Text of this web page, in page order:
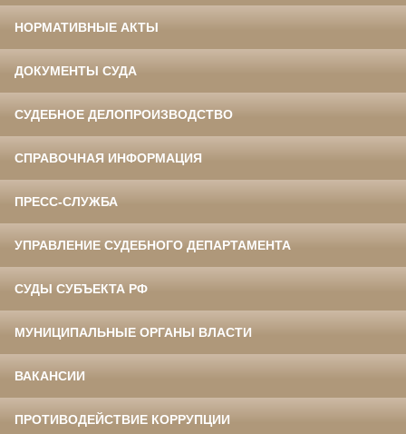
НОРМАТИВНЫЕ АКТЫ
ДОКУМЕНТЫ СУДА
СУДЕБНОЕ ДЕЛОПРОИЗВОДСТВО
СПРАВОЧНАЯ ИНФОРМАЦИЯ
ПРЕСС-СЛУЖБА
УПРАВЛЕНИЕ СУДЕБНОГО ДЕПАРТАМЕНТА
СУДЫ СУБЪЕКТА РФ
МУНИЦИПАЛЬНЫЕ ОРГАНЫ ВЛАСТИ
ВАКАНСИИ
ПРОТИВОДЕЙСТВИЕ КОРРУПЦИИ